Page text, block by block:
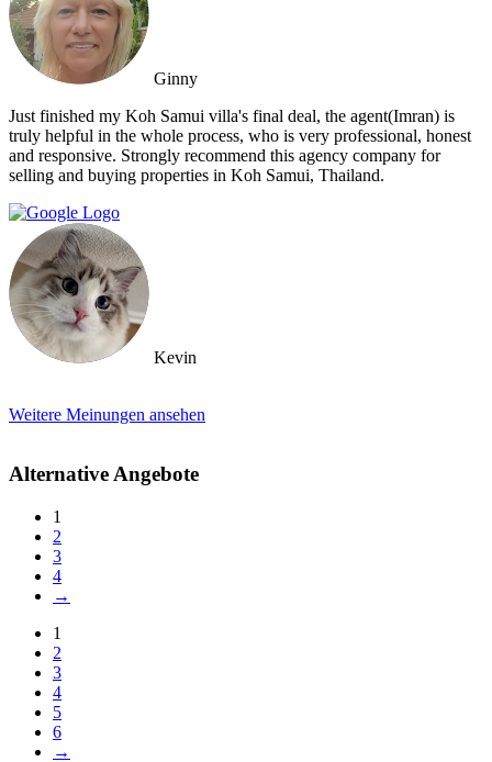
Ginny
Just finished my Koh Samui villa's final deal, the agent(Imran) is
truly helpful in the whole process, who is very professional, honest
and responsive. Strongly recommend this agency company for
selling and buying properties in Koh Samui, Thailand.
Kevin
Weitere Meinungen ansehen
Alternative Angebote
1
2
3
4
→
1
2
3
4
5
6
→